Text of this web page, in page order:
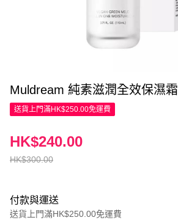
Muldream 純素滋潤全效保濕霜
送貨上門滿HK$250.00免運費
HK$300.00
HK$240.00
付款與運送
送貨上門滿HK$250.00免運費